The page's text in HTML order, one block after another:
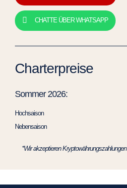
CHATTE ÜBER WHATSAPP
Charterpreise
Sommer 2026:
Hochsaison
Nebensaison
*Wir akzeptieren Kryptowährungszahlungen